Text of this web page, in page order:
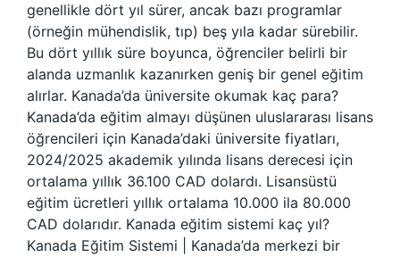
genellikle dört yıl sürer, ancak bazı programlar
(örneğin mühendislik, tıp) beş yıla kadar sürebilir.
Bu dört yıllık süre boyunca, öğrenciler belirli bir
alanda uzmanlık kazanırken geniş bir genel eğitim
alırlar. Kanada’da üniversite okumak kaç para?
Kanada’da eğitim almayı düşünen uluslararası lisans
öğrencileri için Kanada’daki üniversite fiyatları,
2024/2025 akademik yılında lisans derecesi için
ortalama yıllık 36.100 CAD dolardı. Lisansüstü
eğitim ücretleri yıllık ortalama 10.000 ila 80.000
CAD dolarıdır. Kanada eğitim sistemi kaç yıl?
Kanada Eğitim Sistemi | Kanada’da merkezi bir